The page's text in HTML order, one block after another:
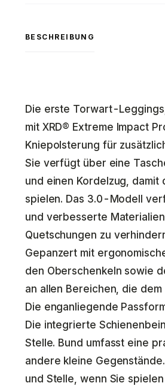
BESCHREIBUNG
Die erste Torwart-
mit XRD® Extreme Impact
Kniepolsterung für
Sie verfügt über eine
und einen Kordelzug, damit
spielen. Das 3.0-Modell
und verbesserte
Quetschungen zu
Gepanzert mit
den Oberschenkeln sowie
an allen Bereichen, die
Die enganliegende
Die integrierte
Stelle. Bund umfasst eine
andere kleine
und Stelle, wenn Sie